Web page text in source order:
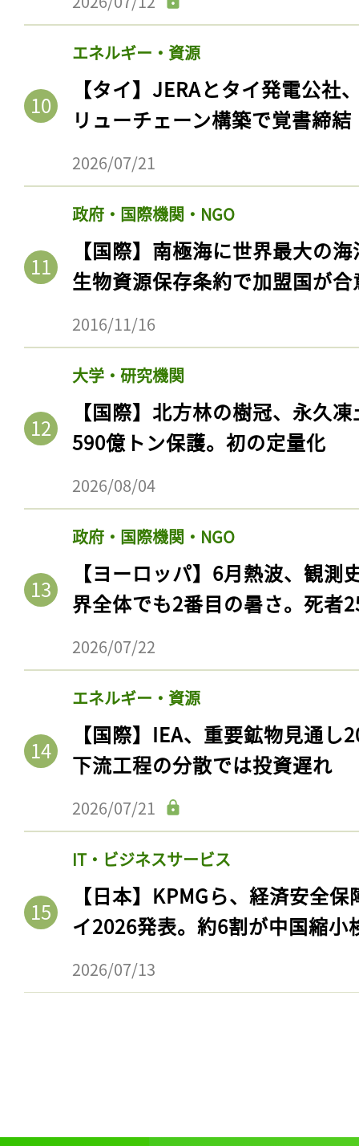
エネルギー・資源
【タイ】JERAとタイ発電公社
リューチェーン構築で覚書締結
2026/07/21
政府・国際機関・NGO
【国際】南極海に世界最大の
生物資源保存条約で加盟国が合
2016/11/16
大学・研究機関
【国際】北方林の樹冠、永久
590億トン保護。初の定量化
2026/08/04
政府・国際機関・NGO
【ヨーロッパ】6月熱波、観
界全体でも2番目の暑さ。死者
2026/07/22
エネルギー・資源
【国際】IEA、重要鉱物見通
下流工程の分散では投資遅れ
2026/07/21
IT・ビジネスサービス
【日本】KPMGら、経済安全
イ2026発表。約6割が中国縮小
2026/07/13
記事をお気に入りに